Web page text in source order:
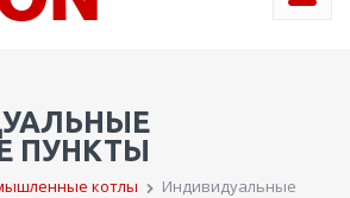
ПУНКТЫ
котлы
Индивидуальные